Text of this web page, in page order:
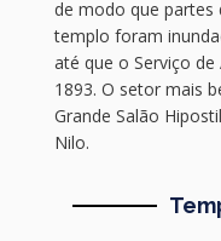
de modo que partes
templo foram
até que o Serviço
1893. O setor mais
Grande Salão
Nilo.